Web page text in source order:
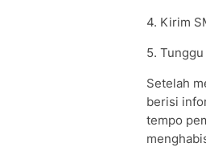
4. Kirim
5.
Setelah
berisi
tempo